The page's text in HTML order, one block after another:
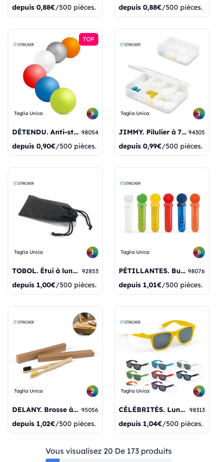
depuis 0,88€/500 pièces. depuis 0,88€/500 pièces.
TOP
Taglia Unica 6
DÉTENDU. Anti-stress par PU 98054
depuis 0,90€/500 pièces.
Taglia Unica 1
JIMMY. Pilulier à 7 compartiments 94305
depuis 0,99€/500 pièces.
Taglia Unica 1
TOBOL. Étui à lunettes non tissé (80 g/m²) 92853
depuis 1,00€/500 pièces.
Taglia Unica 6
PÉTILLANTES. Bulles de savon 98076
depuis 1,01€/500 pièces.
Taglia Unica 2
DELANY. Brosse à dents avec corps en bambou et dents en nylon. 95056
depuis 1,02€/500 pièces.
Taglia Unica 9
CÉLÉBRITÉS. Lunettes de soleil pour PC 98313
depuis 1,04€/500 pièces.
Vous visualisez 20 De 173 produits